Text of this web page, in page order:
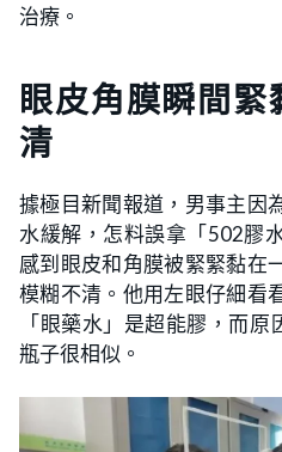
治療。
眼皮角膜瞬間
清
據極目新聞報道，男事主因
水緩解，怎料誤拿「502膠
感到眼皮和角膜被緊緊黏在
模糊不清。他用左眼仔細看
「眼藥水」是超能膠，而
瓶子很相似。